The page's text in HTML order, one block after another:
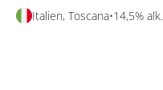
Italien, Toscana 14,5% alk.